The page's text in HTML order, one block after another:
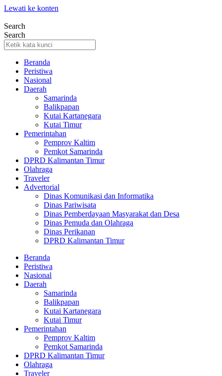
Lewati ke konten
Search
Search
Beranda
Peristiwa
Nasional
Daerah
Samarinda
Balikpapan
Kutai Kartanegara
Kutai Timur
Pemerintahan
Pemprov Kaltim
Pemkot Samarinda
DPRD Kalimantan Timur
Olahraga
Traveler
Advertorial
Dinas Komunikasi dan Informatika
Dinas Pariwisata
Dinas Pemberdayaan Masyarakat dan Desa
Dinas Pemuda dan Olahraga
Dinas Perikanan
DPRD Kalimantan Timur
Beranda
Peristiwa
Nasional
Daerah
Samarinda
Balikpapan
Kutai Kartanegara
Kutai Timur
Pemerintahan
Pemprov Kaltim
Pemkot Samarinda
DPRD Kalimantan Timur
Olahraga
Traveler